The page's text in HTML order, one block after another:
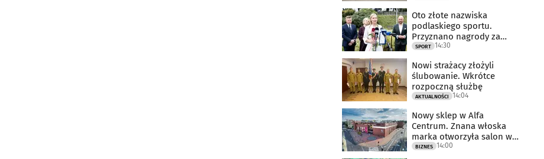
Oto złote nazwiska
podlaskiego sportu.
Przyznano nagrody za
2025 rok
SPORT 14:30
Nowi strażacy złożyli
ślubowanie. Wkrótce
rozpoczną służbę
AKTUALNOŚCI 14:04
Nowy sklep w Alfa
Centrum. Znana włoska
marka otworzyła salon w
Białymstoku
BIZNES 14:00